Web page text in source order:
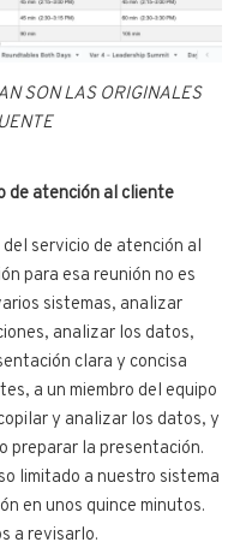
SON LAS ORIGINALES
de atención al cliente
servicio de atención al
para esa reunión no es
sistemas, analizar
analizar los datos,
clara y concisa
a un miembro del equipo
y analizar los datos, y
preparar la presentación.
limitado a nuestro sistema
en unos quince minutos.
a revisarlo.